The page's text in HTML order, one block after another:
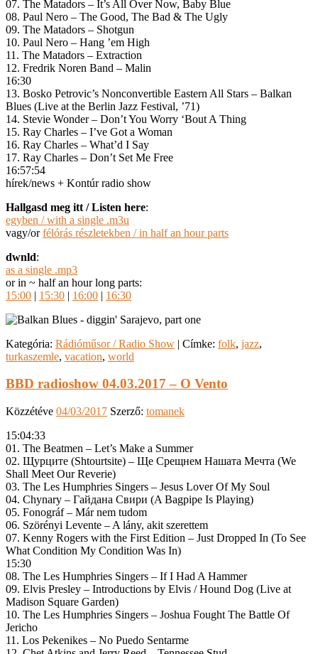
07. The Matadors – It’s All Over Now, Baby Blue
08. Paul Nero – The Good, The Bad & The Ugly
09. The Matadors – Shotgun
10. Paul Nero – Hang ’em High
11. The Matadors – Extraction
12. Fredrik Noren Band – Malin
16:30
13. Bosko Petrovic’s Nonconvertible Eastern All Stars – Balkan
Blues (Live at the Berlin Jazz Festival, ’71)
14. Stevie Wonder – Don’t You Worry ‘Bout A Thing
15. Ray Charles – I’ve Got a Woman
16. Ray Charles – What’d I Say
17. Ray Charles – Don’t Set Me Free
16:57:54
hírek/news + Kontúr radio show
Hallgasd meg itt / Listen here:
egyben / with a single .m3u
vagy/orfélórás részletekben / in half an hour parts
dwnld:
as a single .mp3
or in ~ half an hour long parts:
15:00 | 15:30 | 16:00 | 16:30
Kategória: Rádióműsor / Radio Show | Címke: folk, jazz,
turkaszemle, vacation, world
BBD radioshow 04.03.2017 – O Vento
Közzétéve 04/03/2017 Szerző: tomanek
15:04:33
01. The Beatmen – Let’s Make a Summer
02. Щурците (Shtourtsite) – Ще Срещнем Нашата Мечта (We
Shall Meet Our Reverie)
03. The Les Humphries Singers – Jesus Lover Of My Soul
04. Chynary – Гайдана Свири (A Bagpipe Is Playing)
05. Fonográf – Már nem tudom
06. Szörényi Levente – A lány, akit szerettem
07. Kenny Rogers with the First Edition – Just Dropped In (To See
What Condition My Condition Was In)
15:30
08. The Les Humphries Singers – If I Had A Hammer
09. Elvis Presley – Introductions by Elvis / Hound Dog (Live at
Madison Square Garden)
10. The Les Humphries Singers – Joshua Fought The Battle Of
Jericho
11. Los Pekenikes – No Puedo Sentarme